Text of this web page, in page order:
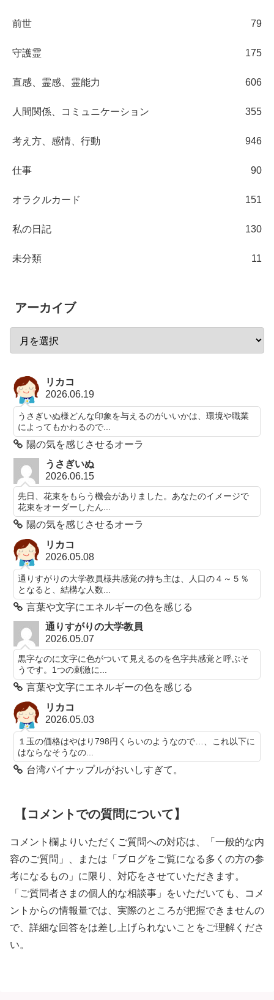
前世 79
守護霊 175
直感、霊感、霊能力 606
人間関係、コミュニケーション 355
考え方、感情、行動 946
仕事 90
オラクルカード 151
私の日記 130
未分類 11
アーカイブ
リカコ
2026.06.19
うさぎいぬ様どんな印象を与えるのがいいかは、環境や職業
によってもかわるので...
陽の気を感じさせるオーラ
うさぎいぬ
2026.06.15
先日、花束をもらう機会がありました。あなたのイメージで
花束をオーダーしたん...
陽の気を感じさせるオーラ
リカコ
2026.05.08
通りすがりの大学教員様共感覚の持ち主は、人口の４～５％
となると、結構な人数...
言葉や文字にエネルギーの色を感じる
通りすがりの大学教員
2026.05.07
黒字なのに文字に色がついて見えるのを色字共感覚と呼ぶそ
うです。1つの刺激に...
言葉や文字にエネルギーの色を感じる
リカコ
2026.05.03
１玉の価格はやはり798円くらいのようなので…、これ以下に
はならなそうなの...
台湾パイナップルがおいしすぎて。
【コメントでの質問について】
コメント欄よりいただくご質問への対応は、「一般的な内
容のご質問」、または「ブログをご覧になる多くの方の参
考になるもの」に限り、対応をさせていただきます。
「ご質問者さまの個人的な相談事」をいただいても、コメ
ントからの情報量では、実際のところが把握できませんの
で、詳細な回答をは差し上げられないことをご理解くださ
い。